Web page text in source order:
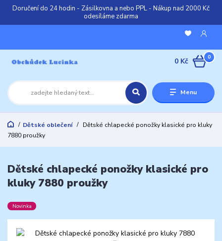
Doručení do 24 hodin - Zásilkovna a nebo PPL - Nákup nad 2000 Kč
odesíláme zdarma
Menu
0
0 Kč
Dětské oblečení
Dětské chlapecké ponožky klasické pro kluky
7880 proužky
Dětské chlapecké ponožky klasické pro
kluky 7880 proužky
Novinka